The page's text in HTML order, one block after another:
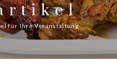
für Ihre Veranstaltung